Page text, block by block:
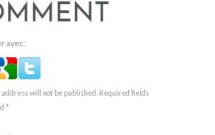
avec:
address will not be published. Required fields
*